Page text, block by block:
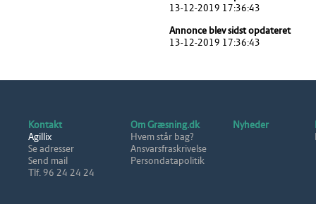
13-12-2019 17:36:43
Annonce blev sidst opdateret
13-12-2019 17:36:43
Kontakt
Agillix
Se adresser
Send mail
Tlf. 96 24 24 24
Om Græsning.dk
Hvem står bag?
Ansvarsfraskrivelse
Persondatapolitik
Nyheder